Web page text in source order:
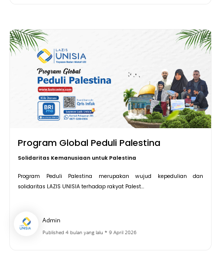
Program Global Peduli Palestina
Solidaritas Kemanusiaan untuk Palestina
Program Peduli Palestina merupakan wujud kepedulian dan
solidaritas LAZIS UNISIA terhadap rakyat Palest...
Admin
Published 4 bulan yang lalu * 9 April 2026